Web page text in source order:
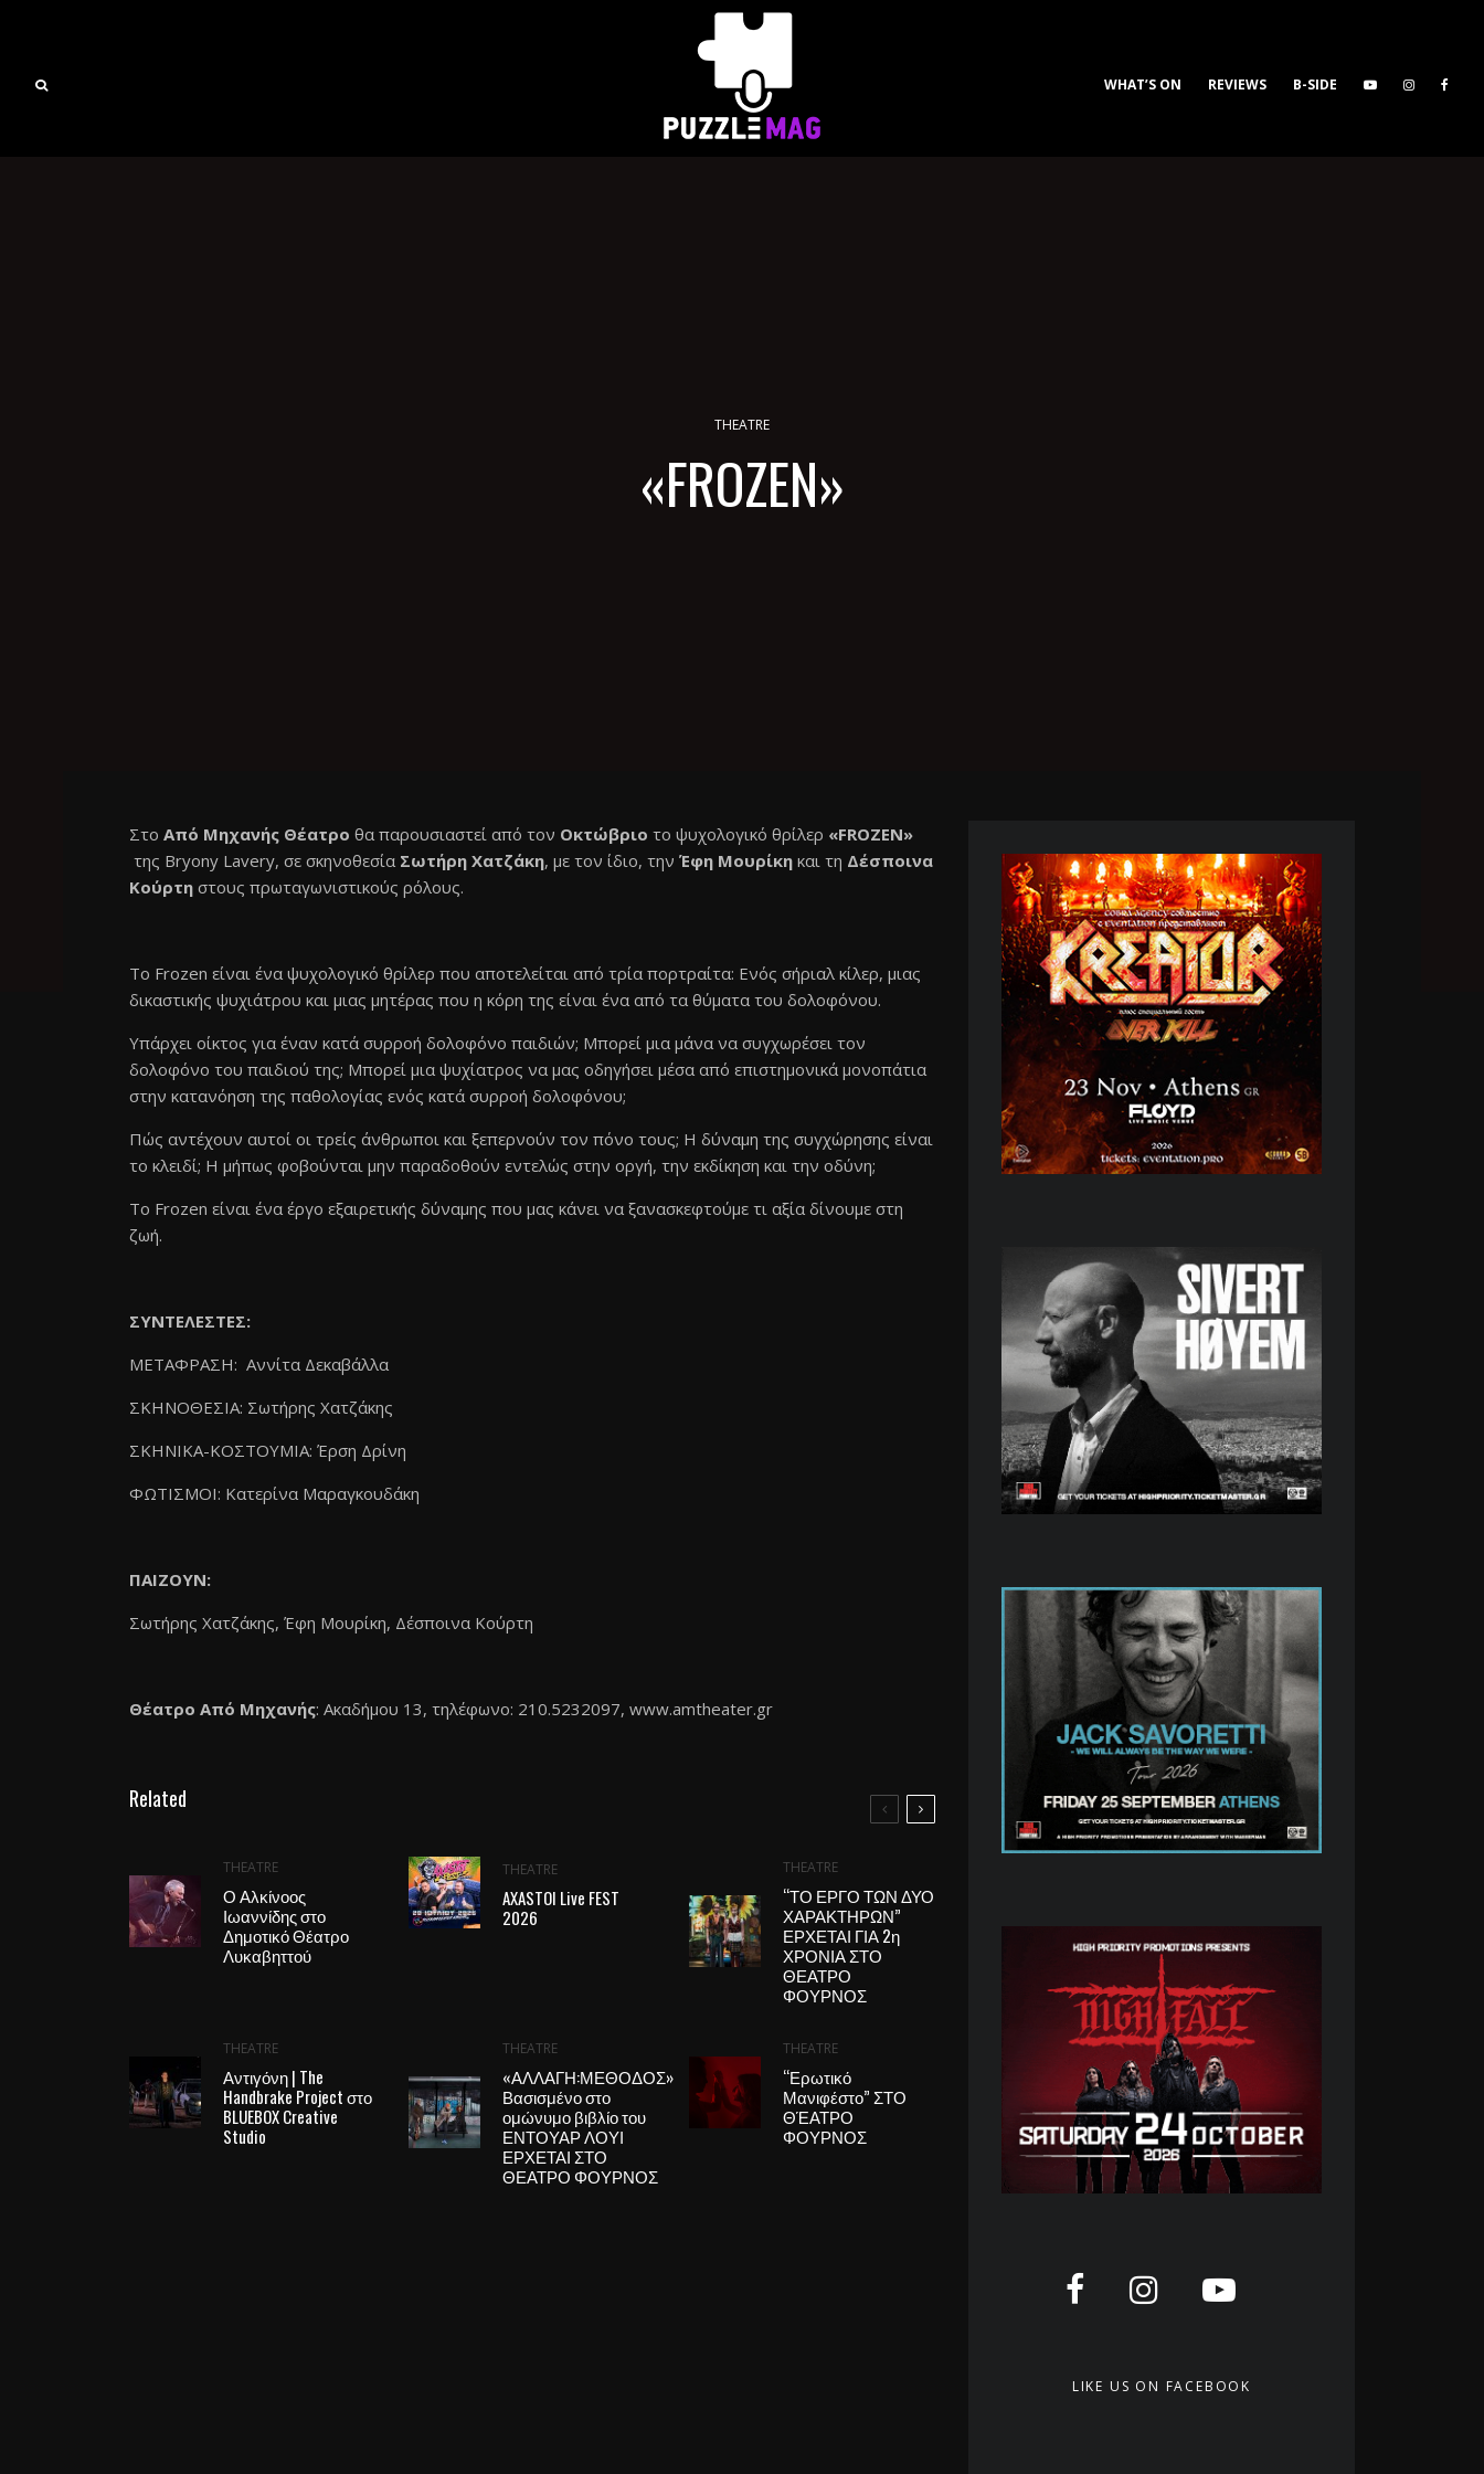
B-SIDE
REVIEWS
WHAT’S ON
THEATRE
«FROZEN»
Στο Από Μηχανής Θέατρο θα παρουσιαστεί από τον Οκτώβριο το ψυχολογικό θρίλερ «FROZEN»
της Bryony Lavery, σε σκηνοθεσία Σωτήρη Χατζάκη, με τον ίδιο, την Έφη Μουρίκη και τη Δέσποινα
Κούρτη στους πρωταγωνιστικούς ρόλους.
Το Frozen είναι ένα ψυχολογικό θρίλερ που αποτελείται από τρία πορτραίτα: Ενός σήριαλ κίλερ, μιας
δικαστικής ψυχιάτρου και μιας μητέρας που η κόρη της είναι ένα από τα θύματα του δολοφόνου.
Υπάρχει οίκτος για έναν κατά συρροή δολοφόνο παιδιών; Μπορεί μια μάνα να συγχωρέσει τον
δολοφόνο του παιδιού της; Μπορεί μια ψυχίατρος να μας οδηγήσει μέσα από επιστημονικά μονοπάτια
στην κατανόηση της παθολογίας ενός κατά συρροή δολοφόνου;
Πώς αντέχουν αυτοί οι τρείς άνθρωποι και ξεπερνούν τον πόνο τους; Η δύναμη της συγχώρησης είναι
το κλειδί; Η μήπως φοβούνται μην παραδοθούν εντελώς στην οργή, την εκδίκηση και την οδύνη;
Το Frozen είναι ένα έργο εξαιρετικής δύναμης που μας κάνει να ξανασκεφτούμε τι αξία δίνουμε στη
ζωή.
ΣΥΝΤΕΛΕΣΤΕΣ:
ΜΕΤΑΦΡΑΣΗ: Αννίτα Δεκαβάλλα
ΣΚΗΝΟΘΕΣΙΑ: Σωτήρης Χατζάκης
ΣΚΗΝΙΚΑ-ΚΟΣΤΟΥΜΙΑ: Έρση Δρίνη
ΦΩΤΙΣΜΟΙ: Κατερίνα Μαραγκουδάκη
ΠΑΙΖΟΥΝ:
Σωτήρης Χατζάκης, Έφη Μουρίκη, Δέσποινα Κούρτη
Θέατρο Από Μηχανής: Ακαδήμου 13, τηλέφωνο: 210.5232097, www.amtheater.gr
Related
THEATRE
Ο Αλκίνοος
Ιωαννίδης στο
Δημοτικό Θέατρο
Λυκαβηττού
THEATRE
AXASTOI Live FEST
2026
THEATRE
“ΤΟ ΕΡΓΟ ΤΩΝ ΔΥΟ
ΧΑΡΑΚΤΗΡΩΝ”
ΕΡΧΕΤΑΙ ΓΙΑ 2η
ΧΡΟΝΙΑ ΣΤΟ
ΘΕΑΤΡΟ
ΦΟΥΡΝΟΣ
THEATRE
Αντιγόνη | The
Handbrake Project στο
BLUEBOX Creative
Studio
THEATRE
«ΑΛΛΑΓΗ:ΜΕΘΟΔΟΣ»
Βασισμένο στο
ομώνυμο βιβλίο του
ΕΝΤΟΥΑΡ ΛΟΥΙ
ΕΡΧΕΤΑΙ ΣΤΟ
ΘΕΑΤΡΟ ΦΟΥΡΝΟΣ
THEATRE
“Ερωτικό
Μανιφέστο” ΣΤΟ
ΘΈΑΤΡΟ
ΦΟΥΡΝΟΣ
LIKE US ON FACEBOOK